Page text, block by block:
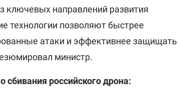
ключевых направлений развития
технологии позволяют быстрее
атаки и эффективнее защищать
министр.
сбивания российского дрона: